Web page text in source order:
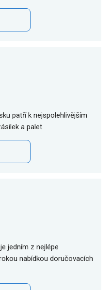
patří k nejspolehlivějším
a palet.
jedním z nejlépe
nabídkou doručovacích